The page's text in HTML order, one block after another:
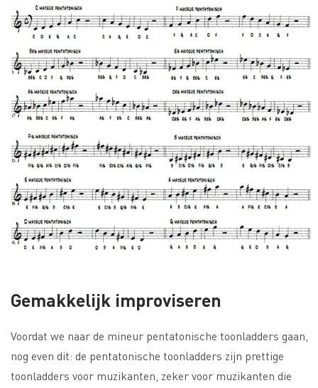
Gemakkelijk improviseren
Voordat we naar de mineur pentatonische toonladders gaan,
nog even dit: de pentatonische toonladders zijn prettige
toonladders voor muzikanten, zeker voor muzikanten die